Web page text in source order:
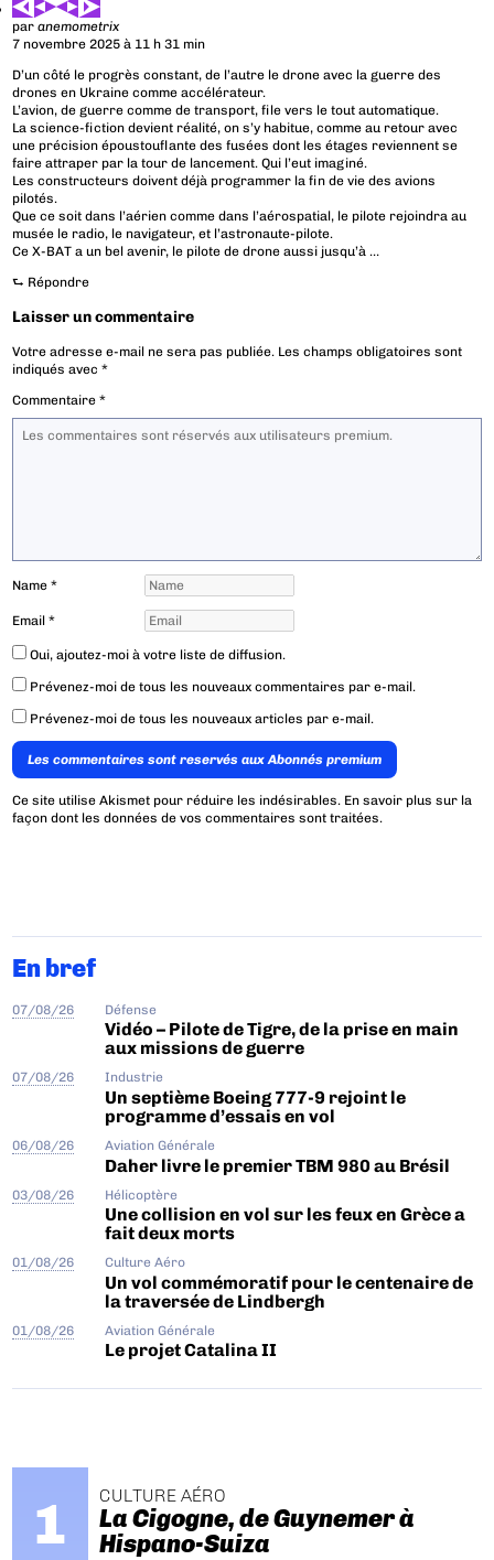
paranemometrix
7 novembre 2025 à 11 h 31 min
D’un côté le progrès constant, de l’autre le drone avec la guerre des
drones en Ukraine comme accélérateur.
L’avion, de guerre comme de transport, file vers le tout automatique.
La science-fiction devient réalité, on s’y habitue, comme au retour avec
une précision époustouflante des fusées dont les étages reviennent se
faire attraper par la tour de lancement. Qui l’eut imaginé.
Les constructeurs doivent déjà programmer la fin de vie des avions
pilotés.
Que ce soit dans l’aérien comme dans l’aérospatial, le pilote rejoindra au
musée le radio, le navigateur, et l’astronaute-pilote.
Ce X-BAT a un bel avenir, le pilote de drone aussi jusqu’à …
⮑ Répondre
Laisser un commentaire
Votre adresse e-mail ne sera pas publiée. Les champs obligatoires sont
indiqués avec*
Commentaire*
Name*
Email*
Oui, ajoutez-moi à votre liste de diffusion.
Prévenez-moi de tous les nouveaux commentaires par e-mail.
Prévenez-moi de tous les nouveaux articles par e-mail.
Les commentaires sont reservés aux Abonnés premium
Ce site utilise Akismet pour réduire les indésirables. En savoir plus sur la
façon dont les données de vos commentaires sont traitées.
En bref
07/08/26 Défense
Vidéo – Pilote de Tigre, de la prise en main
aux missions de guerre
07/08/26 Industrie
Un septième Boeing 777-9 rejoint le
programme d’essais en vol
06/08/26 Aviation Générale
Daher livre le premier TBM 980 au Brésil
03/08/26 Hélicoptère
Une collision en vol sur les feux en Grèce a
fait deux morts
01/08/26 Culture Aéro
Un vol commémoratif pour le centenaire de
la traversée de Lindbergh
01/08/26 Aviation Générale
Le projet Catalina II
CULTURE AÉRO
La Cigogne, de Guynemer à
Hispano-Suiza